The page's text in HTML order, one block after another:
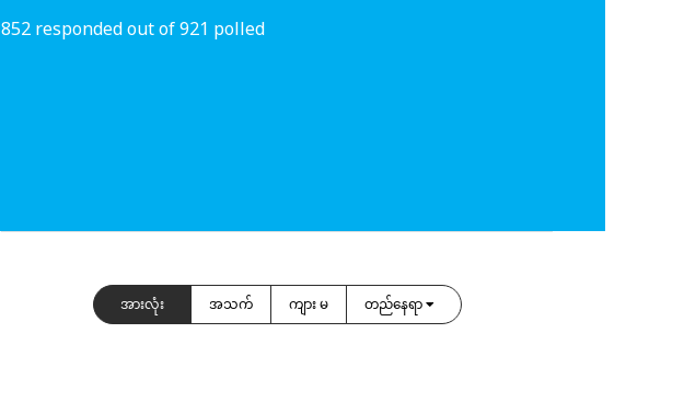
852 responded out of 921 polled
အားလုံး အသက် ကျား မ တည်နေရာ